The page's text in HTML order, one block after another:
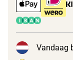
Vandaag